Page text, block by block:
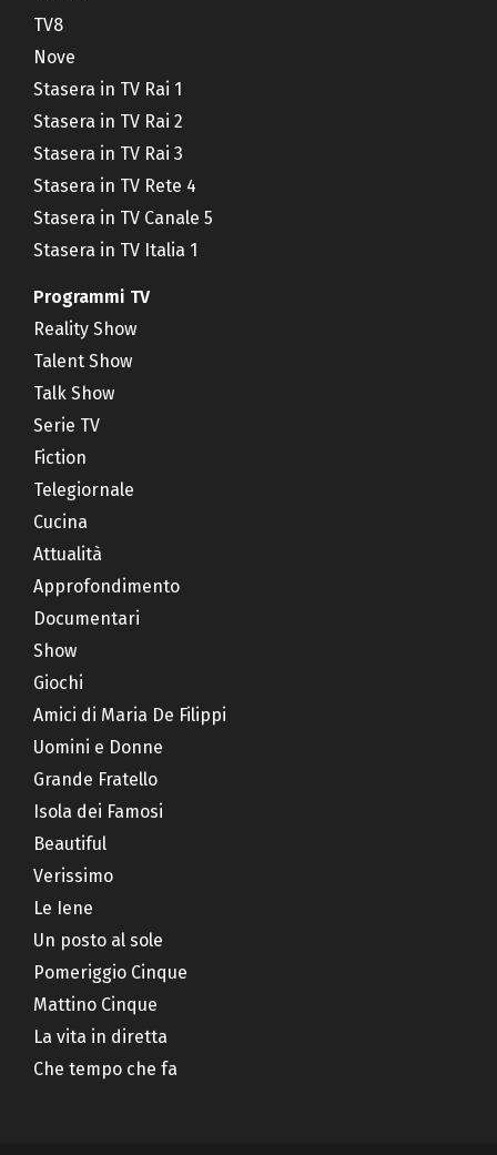
TV8
Nove
Stasera in TV Rai 1
Stasera in TV Rai 2
Stasera in TV Rai 3
Stasera in TV Rete 4
Stasera in TV Canale 5
Stasera in TV Italia 1
Programmi TV
Reality Show
Talent Show
Talk Show
Serie TV
Fiction
Telegiornale
Cucina
Attualità
Approfondimento
Documentari
Show
Giochi
Amici di Maria De Filippi
Uomini e Donne
Grande Fratello
Isola dei Famosi
Beautiful
Verissimo
Le Iene
Un posto al sole
Pomeriggio Cinque
Mattino Cinque
La vita in diretta
Che tempo che fa